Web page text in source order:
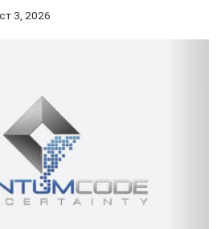
3, 2026